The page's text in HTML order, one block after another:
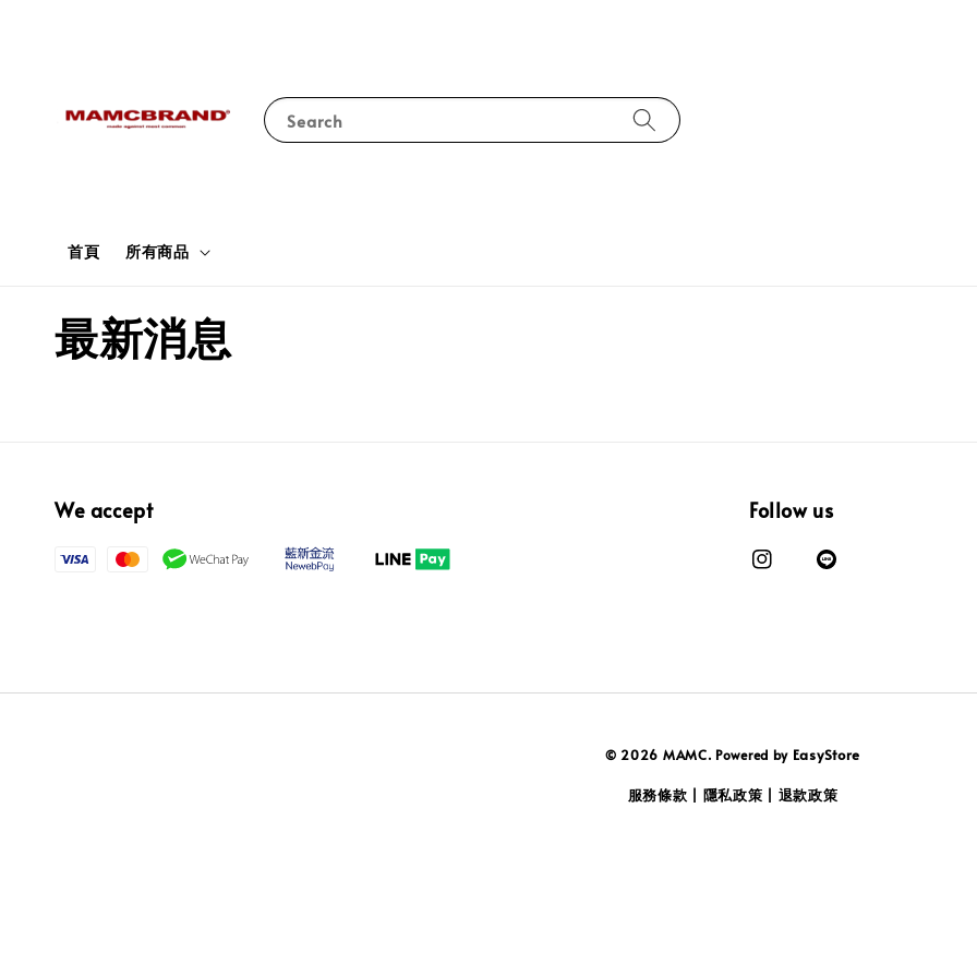
Search
首頁 所有商品
最新消息
We accept Follow us
© 2026 MAMC. Powered by EasyStore
服務條款 隱私政策 退款政策